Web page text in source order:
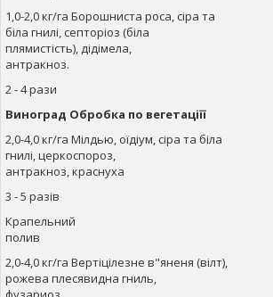
1,0-2,0 кг/га Борошниста роса, сіра та
біла гнилі, септоріоз (біла
плямистість), дідімела,
антракноз.
2 - 4 рази
Виноград Обробка по вегетаціїї
2,0-4,0 кг/га Мілдью, оїдіум, сіра та біла
гнилі, церкоспороз,
антракноз, краснуха
3 - 5 разів
Крапельний
полив
2,0-4,0 кг/га Вертіцілезне в"яненя (вілт),
рожева плесявидна гниль,